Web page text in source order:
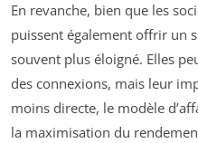
En revanche, bien que les
puissent également offrir un
souvent plus éloigné. Elles
des connexions, mais leur
moins directe, le modèle
la maximisation du